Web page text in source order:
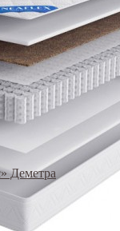
Деметра